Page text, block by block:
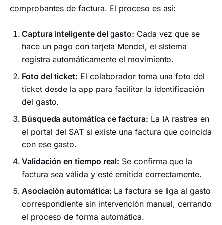
comprobantes de factura. El proceso es así:
Captura inteligente del gasto: Cada vez que se
hace un pago con tarjeta Mendel, el sistema
registra automáticamente el movimiento.
Foto del ticket: El colaborador toma una foto del
ticket desde la app para facilitar la identificación
del gasto.
Búsqueda automática de factura: La IA rastrea en
el portal del SAT si existe una factura que coincida
con ese gasto.
Validación en tiempo real: Se confirma que la
factura sea válida y esté emitida correctamente.
Asociación automática: La factura se liga al gasto
correspondiente sin intervención manual, cerrando
el proceso de forma automática.